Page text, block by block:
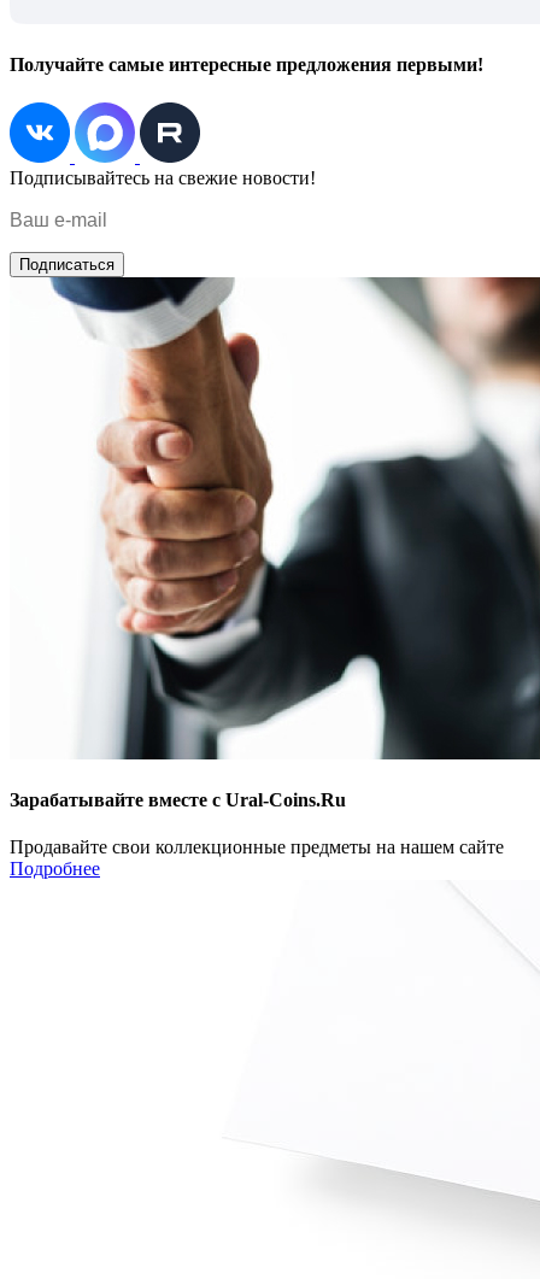
Получайте самые интересные предложения первыми!
Подписывайтесь на свежие новости!
Подписаться
Зарабатывайте вместе с Ural-Coins.Ru
Продавайте свои коллекционные предметы на нашем сайте
Подробнее